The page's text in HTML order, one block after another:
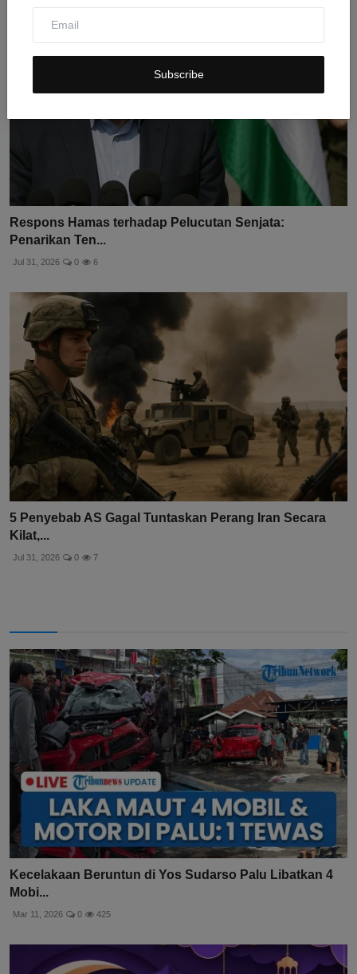
Subscribe
Respons Hamas terhadap Pelucutan Senjata:
Penarikan Ten...
Jul 31, 2026 0 6
5 Penyebab AS Gagal Tuntaskan Perang Iran Secara
Kilat,...
Jul 31, 2026 0 7
Kecelakaan Beruntun di Yos Sudarso Palu Libatkan 4
Mobi...
Mar 11, 2026 0 425